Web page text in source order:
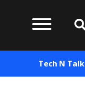
Tech N Talk